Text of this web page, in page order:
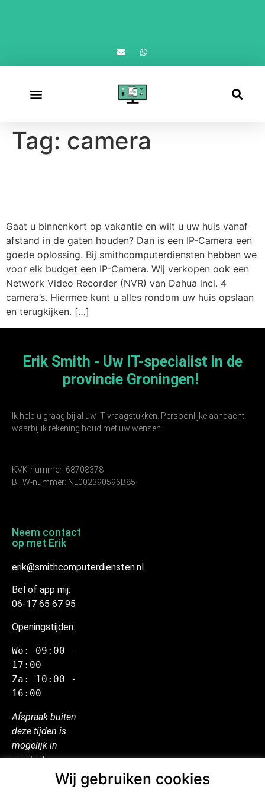
Tag: camera
Gaat u binnenkort op vakantie en wilt u uw huis vanaf
afstand in de gaten houden? Dan is een IP-Camera een
goede oplossing. Bij smithcomputerdiensten hebben we
voor elk budget een IP-Camera. Wij verkopen ook een
Network Video Recorder (NVR) van Dahua incl. 4
camera’s. Hiermee kunt u alles rondom uw huis opslaan
en terugkijken. […]
Erik Smith - Uw IT-specialist in de
provincie Groningen!
Ik help u graag bij al uw IT vraagstukken. Persoonlijke aandacht
waarbij ik rekening houd met uw wensen.
KVK-nummer: 68708378
BTW-nummer: NL002390596B85
Neem contact
op met Erik
erik@smithcomputerdiensten.nl
Bel of app mij:
06-17 65 67 95
Openingstijden:
Wo: 09:00 -
17:00
Za: 10:00 -
16:00
Afspraak buiten
deze tijden is
mogelijk in
overleg!
Wij gebruiken cookies